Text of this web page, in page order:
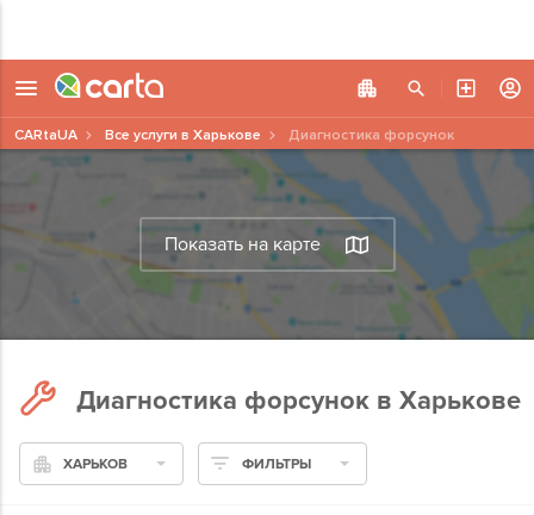
Показать на карте
CARtaUA Все услуги в Харькове Диагностика форсунок
Диагностика форсунок в Харькове
ХАРЬКОВ ФИЛЬТРЫ